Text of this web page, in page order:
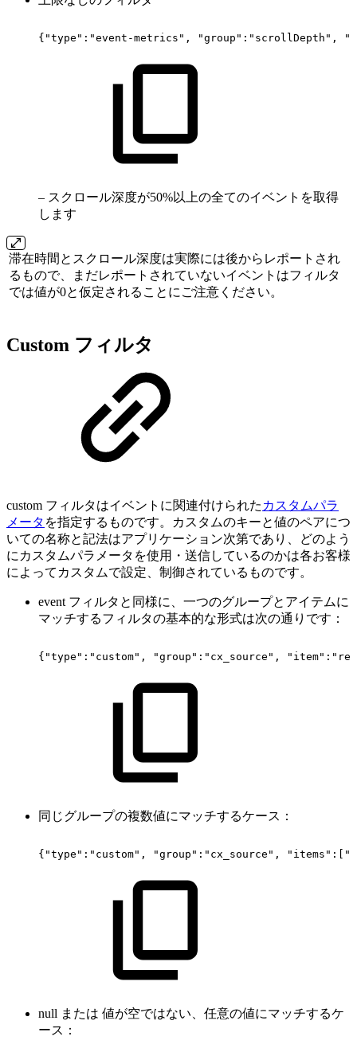
{"type":"event-metrics", "group":"scrollDepth",
– スクロール深度が50%以上の全てのイベントを取得
します
滞在時間とスクロール深度は実際には後からレポートされ
るもので、まだレポートされていないイベントはフィルタ
では値が0と仮定されることにご注意ください。
Custom フィルタ
custom フィルタはイベントに関連付けられた カスタムパラ
メータ を指定するものです。カスタムのキーと値のペアにつ
いての名称と記法はアプリケーション次第であり、どのよう
にカスタムパラメータを使用・送信しているのかは各お客様
によってカスタムで設定、制御されているものです。
event フィルタと同様に、一つのグループとアイテムに
マッチするフィルタの基本的な形式は次の通りです：
{"type":"custom", "group":"cx_source",
同じグループの複数値にマッチするケース：
{"type":"custom", "group":"cx_source",
null または 値が空ではない、任意の値にマッチするケ
ース：